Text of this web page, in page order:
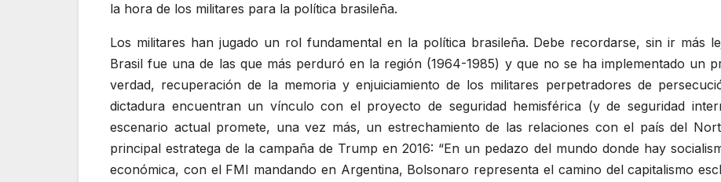
la hora de los militares para la política brasileña.
Los militares han jugado un rol fundamental en la política brasileña. Debe recordarse, sin ir más
Brasil fue una de las que más perduró en la región (1964-1985) y que no se ha implementado un
verdad, recuperación de la memoria y enjuiciamiento de los militares perpetradores de
dictadura encuentran un vínculo con el proyecto de seguridad hemisférica (y de seguridad
escenario actual promete, una vez más, un estrechamiento de las relaciones con el país del
principal estratega de la campaña de Trump en 2016: “En un pedazo del mundo donde hay
económica, con el FMI mandando en Argentina, Bolsonaro representa el camino del capitalismo